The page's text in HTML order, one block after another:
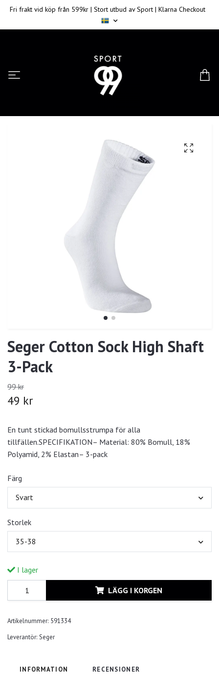
Fri frakt vid köp från 599kr | Stort utbud av Sport | Klarna Checkout
Seger Cotton Sock High Shaft
3-Pack
99 kr
49 kr
En tunt stickad bomullsstrumpa för alla
tillfällen.SPECIFIKATION– Material: 80% Bomull, 18%
Polyamid, 2% Elastan– 3-pack
Färg
Svart
Storlek
35-38
I lager
LÄGG I KORGEN
Artikelnummer: 591334
Leverantör: Seger
INFORMATION RECENSIONER